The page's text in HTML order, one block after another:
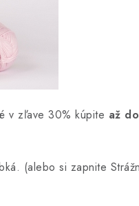
v zľave 30% kúpite až
(alebo si zapnite